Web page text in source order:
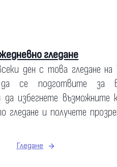
гледане
ден с това гледане на
да се подготвите за
избегнете възможните
гледане и получете
Гледане